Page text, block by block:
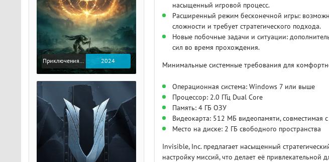
насыщенный игровой процесс.
Расширенный режим бесконечной игры:
сложности и требует стратегического подхода.
Новые побочные задачи и ситуации:
сил во время прохождения.
Минимальные системные требования для
Операционная система: Windows 7 или выше
Процессор: 2.0 ГГц Dual Core
Память: 4 ГБ ОЗУ
Видеокарта: 512 МБ видеопамяти, совместимая
Место на диске: 2 ГБ свободного пространства
Invisible, Inc. предлагает насыщенный
настройку миссий, что делает её
Приключения / Экшен / Ролевые 2024